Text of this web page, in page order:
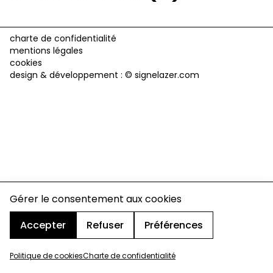
Gérer le consentement aux cookies
Accepter
Refuser Préférences
Politique de cookiesCharte de confidentialité
charte de confidentialité
mentions légales
cookies
design & développement : © signelazer.com